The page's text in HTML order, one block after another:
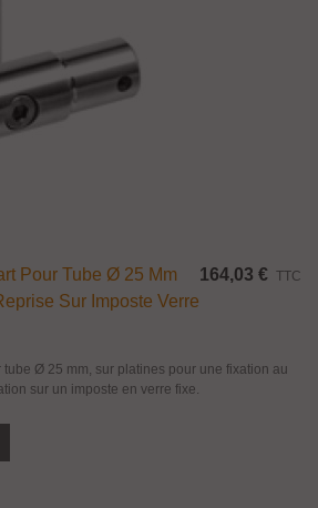
Pour Tube Ø 25 Mm
Sur Imposte Verre
164,03 € TTC
Ø 25 mm, sur platines pour une fixation au
sur un imposte en verre fixe.